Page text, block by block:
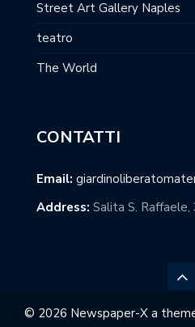
Street Art Gallery Naples
teatro
The World
CONTATTI
Email:
Address: Salita S. Raffaele,
© 2026 Newspaper-X a